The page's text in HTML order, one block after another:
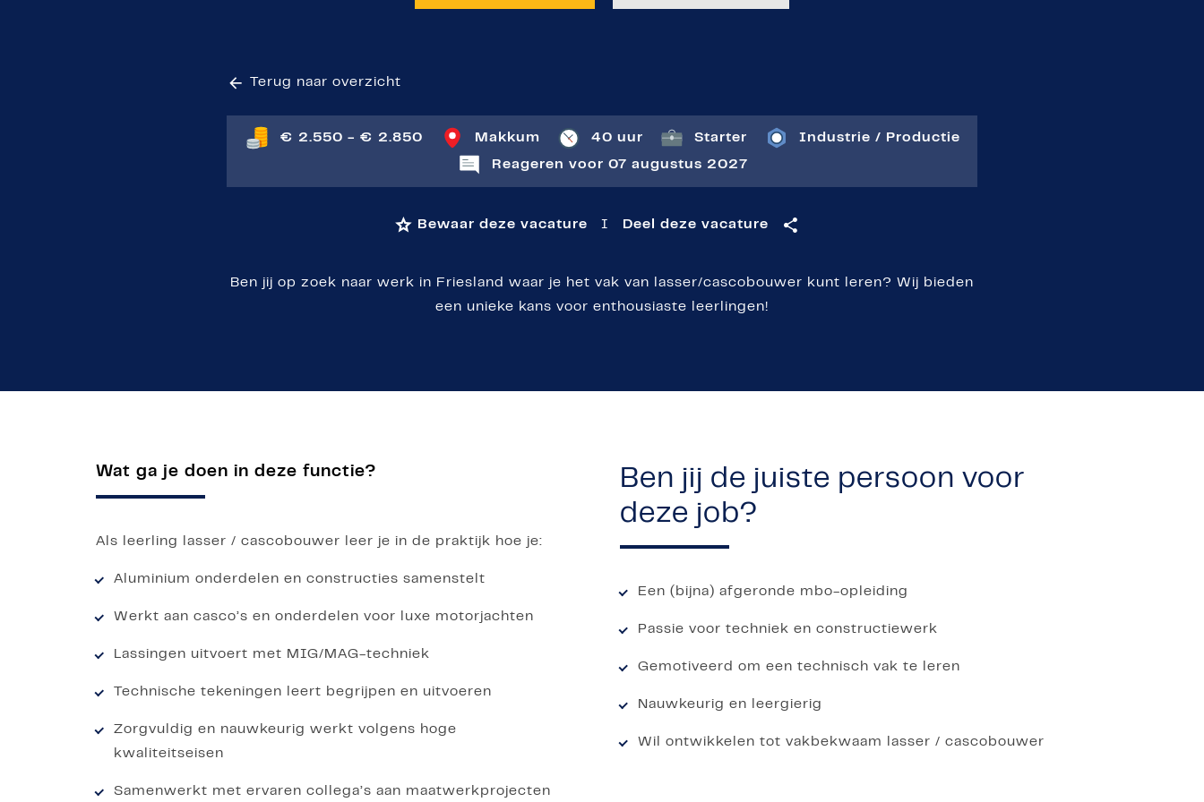
Terug naar overzicht
€ 2.550 - € 2.850 Makkum 40 uur Starter Industrie / Productie
Reageren voor 07 augustus 2027
Bewaar deze vacature I Deel deze vacature
Ben jij op zoek naar werk in Friesland waar je het vak van lasser/cascobouwer kunt leren? Wij bieden
een unieke kans voor enthousiaste leerlingen!
Wat ga je doen in deze functie?
Als leerling lasser / cascobouwer leer je in de praktijk hoe je:
Aluminium onderdelen en constructies samenstelt
Werkt aan casco’s en onderdelen voor luxe motorjachten
Lassingen uitvoert met MIG/MAG-techniek
Technische tekeningen leert begrijpen en uitvoeren
Zorgvuldig en nauwkeurig werkt volgens hoge
kwaliteitseisen
Samenwerkt met ervaren collega’s aan maatwerkprojecten
Ben jij de juiste persoon voor
deze job?
Een (bijna) afgeronde mbo-opleiding
Passie voor techniek en constructiewerk
Gemotiveerd om een technisch vak te leren
Nauwkeurig en leergierig
Wil ontwikkelen tot vakbekwaam lasser / cascobouwer